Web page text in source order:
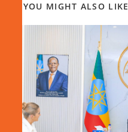
YOU MIGHT ALSO LIKE